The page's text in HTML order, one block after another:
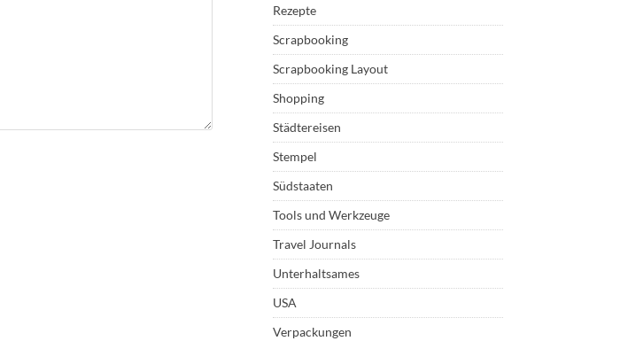
Rezepte
Scrapbooking
Scrapbooking Layout
Shopping
Städtereisen
Stempel
Südstaaten
Tools und Werkzeuge
Travel Journals
Unterhaltsames
USA
Verpackungen